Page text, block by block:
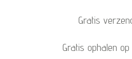
Gratis
Gratis ophalen